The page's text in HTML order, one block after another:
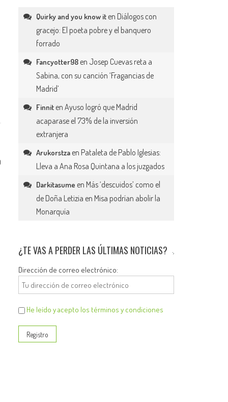
Quirky and you know it en Diálogos con
gracejo: El poeta pobre y el banquero
forrado
Fancyotter98 en Josep Cuevas reta a
Sabina, con su canción ‘Fragancias de
Madrid’
Finnit enAyuso logró que Madrid
acaparase el 73% de la inversión
extranjera
Arukorstza en Pataleta de Pablo Iglesias:
Lleva a Ana Rosa Quintana a los juzgados
Darkitasume en Más ‘descuidos’ como el
de Doña Letizia en Misa podrían abolir la
Monarquía
¿TE VAS A PERDER LAS ÚLTIMAS NOTICIAS?
Dirección de correo electrónico:
He leído y acepto los términos y condiciones